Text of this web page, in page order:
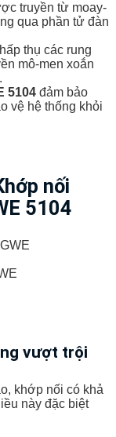
truyền từ moay-
qua phần tử đàn
thụ các rung
mô-men xoắn
5104 đảm bảo
vệ hệ thống khỏi
nối
5104
vượt trội
khớp nối có khả
này đặc biệt